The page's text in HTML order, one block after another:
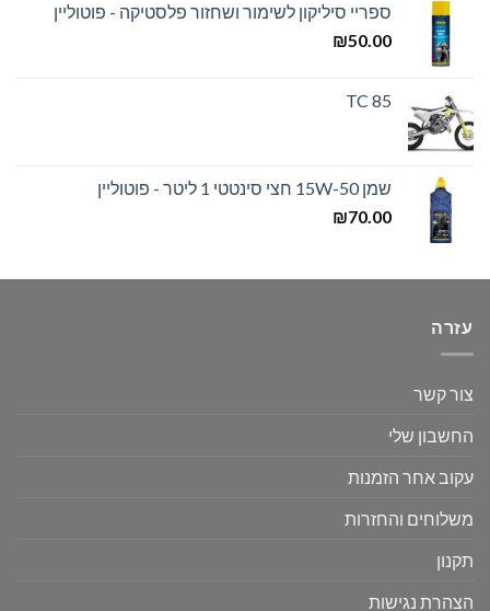
ספריי סיליקון לשימור ושחזור פלסטיקה - פוטוליין
₪50.00
TC 85
שמן 15W-50 חצי סינטטי 1 ליטר - פוטוליין
₪70.00
עזרה
צור קשר
החשבון שלי
עקוב אחר הזמנות
משלוחים והחזרות
תקנון
הצהרת נגישות